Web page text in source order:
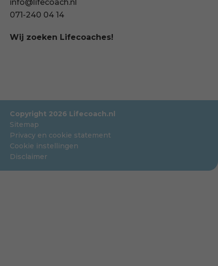
info@lifecoach.nl
071-240 04 14
Wij zoeken Lifecoaches!
Copyright 2026 Lifecoach.nl
Sitemap
Privacy en cookie statement
Cookie instellingen
Disclaimer